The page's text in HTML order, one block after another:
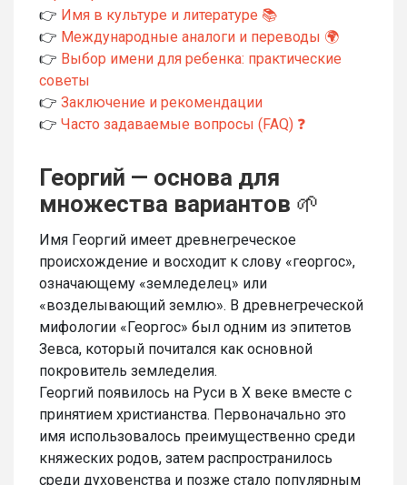
👉 Имя в культуре и литературе 📚
👉 Международные аналоги и переводы 🌍
👉 Выбор имени для ребенка: практические
советы
👉 Заключение и рекомендации
👉 Часто задаваемые вопросы (FAQ) ❓
Георгий — основа для
множества вариантов 🌱
Имя Георгий имеет древнегреческое
происхождение и восходит к слову «георгос»,
означающему «земледелец» или
«возделывающий землю». В древнегреческой
мифологии «Георгос» был одним из эпитетов
Зевса, который почитался как основной
покровитель земледелия.
Георгий появилось на Руси в X веке вместе с
принятием христианства. Первоначально это
имя использовалось преимущественно среди
княжеских родов, затем распространилось
среди духовенства и позже стало популярным